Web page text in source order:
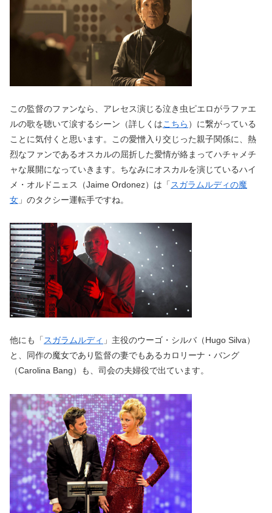
この監督のファンなら、アレセス演じる泣き虫ピエロがラファエ
ルの歌を聴いて涙するシーン（詳しくはこちら ）に繋がっている
ことに気付くと思います。この愛憎入り交じった親子関係に、熱
烈なファンであるオスカルの屈折した愛情が絡まってハチャメチ
ャな展開になっていきます。ちなみにオスカルを演じているハイ
メ・オルドニェス（Jaime Ordonez）は「 スガラムルディの魔
女 」のタクシー運転手ですね。
他にも「スガラムルディ 」主役のウーゴ・シルバ（Hugo Silva）
と、同作の魔女であり監督の妻でもあるカロリーナ・バング
（Carolina Bang）も、司会の夫婦役で出ています。